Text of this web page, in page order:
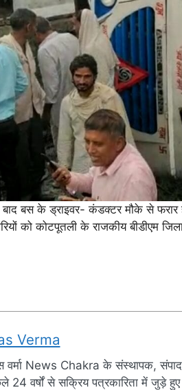
बाद बस के ड्राइवर- कंडक्टर मौके से फरार
को कोटपूतली के राजकीय बीडीएम
Verma
वर्मा News Chakra के संस्थापक,
24 वर्षों से सक्रिय पत्रकारिता में जुड़े